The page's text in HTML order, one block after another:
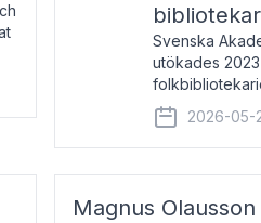
Svenska
utökades
svenska folk-
2026-05-
Magnus